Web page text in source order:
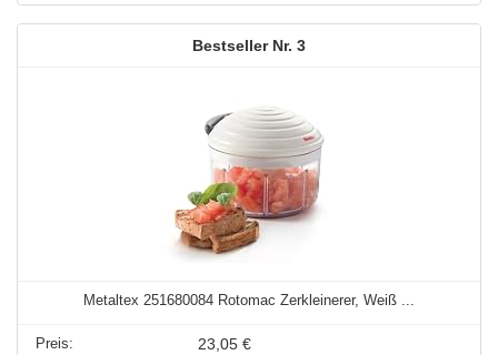
3
Metaltex 251680084 Rotomac Zerkleinerer, Weiß ...
23,05 €